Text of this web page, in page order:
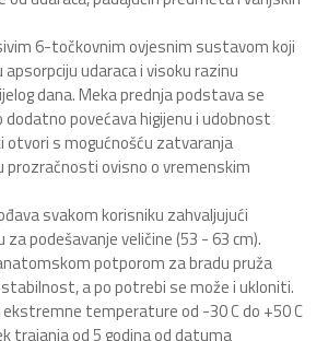
6-točkovnim ovjesnim sustavom koji
udaraca i visoku razinu
dana. Meka prednja podstava se
povećava higijenu i udobnost
otvori s mogućnošću zatvaranja
prozračnosti ovisno o vremenskim
svakom korisniku zahvaljujući
podešavanje veličine (53 - 63 cm).
potporom za bradu pruža
a po potrebi se može i ukloniti.
ekstremne temperature od -30 C do +50 C
trajanja od 5 godina od datuma